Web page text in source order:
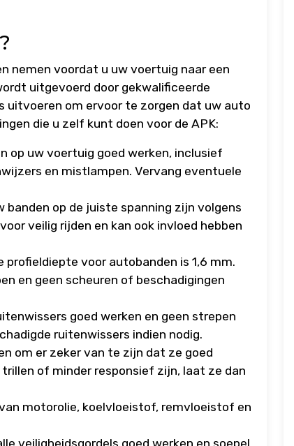
nemen voordat u uw voertuig naar een
uitgevoerd door gekwalificeerde
uitvoeren om ervoor te zorgen dat uw auto
die u zelf kunt doen voor de APK:
op uw voertuig goed werken, inclusief
en mistlampen. Vervang eventuele
banden op de juiste spanning zijn volgens
veilig rijden en kan ook invloed hebben
voor autobanden is 1,6 mm.
en geen scheuren of beschadigingen
goed werken en geen strepen
ruitenwissers indien nodig.
om er zeker van te zijn dat ze goed
of minder responsief zijn, laat ze dan
motorolie, koelvloeistof, remvloeistof en
veiligheidsgordels goed werken en soepel